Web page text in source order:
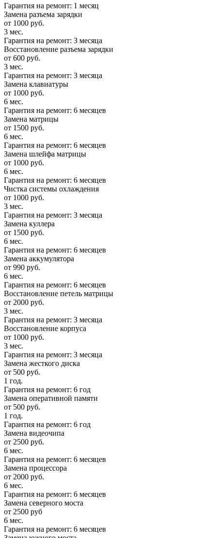
Гарантия на ремонт: 1 месяц
Замена разъема зарядки
от 1000 руб.
3 мес.
Гарантия на ремонт: 3 месяца
Восстановление разъема зарядки
от 600 руб.
3 мес.
Гарантия на ремонт: 3 месяца
Замена клавиатуры
от 1000 руб.
6 мес.
Гарантия на ремонт: 6 месяцев
Замена матрицы
от 1500 руб.
6 мес.
Гарантия на ремонт: 6 месяцев
Замена шлейфа матрицы
от 1000 руб.
6 мес.
Гарантия на ремонт: 6 месяцев
Чистка системы охлаждения
от 1000 руб.
3 мес.
Гарантия на ремонт: 3 месяца
Замена куллера
от 1500 руб.
6 мес.
Гарантия на ремонт: 6 месяцев
Замена аккумулятора
от 990 руб.
6 мес.
Гарантия на ремонт: 6 месяцев
Восстановление петель матрицы
от 2000 руб.
3 мес.
Гарантия на ремонт: 3 месяца
Восстановление корпуса
от 1000 руб.
3 мес.
Гарантия на ремонт: 3 месяца
Замена жесткого диска
от 500 руб.
1 год.
Гарантия на ремонт: 6 год
Замена оперативной памяти
от 500 руб.
1 год.
Гарантия на ремонт: 6 год
Замена видеочипа
от 2500 руб.
6 мес.
Гарантия на ремонт: 6 месяцев
Замена процессора
от 2000 руб.
6 мес.
Гарантия на ремонт: 6 месяцев
Замена северного моста
от 2500 руб
6 мес.
Гарантия на ремонт: 6 месяцев